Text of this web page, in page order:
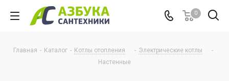
0
Главная - Каталог - Котлы отопления - Электрические котлы
-
Настенные